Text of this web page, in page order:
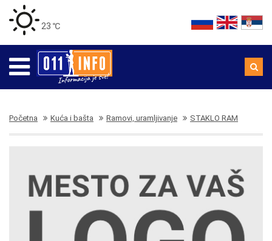
23 ℃
Početna Kuća i bašta Ramovi, uramljivanje STAKLO RAM